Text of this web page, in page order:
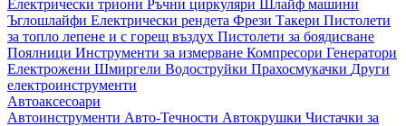
Електрически триони Ръчни циркуляри
Шлайф машини
Ъглошлайфи Електрически рендета Фрези Такери Пистолети
за топло лепене и с горещ въздух Пистолети за боядисване
Поялници Инструменти за измерване Компресори Генератори
Електрожени Шмиргели Водоструйки Прахосмукачки Други
електроинструменти
Автоаксесоари
Автоинструменти Авто-Течности Автокрушки Чистачки за